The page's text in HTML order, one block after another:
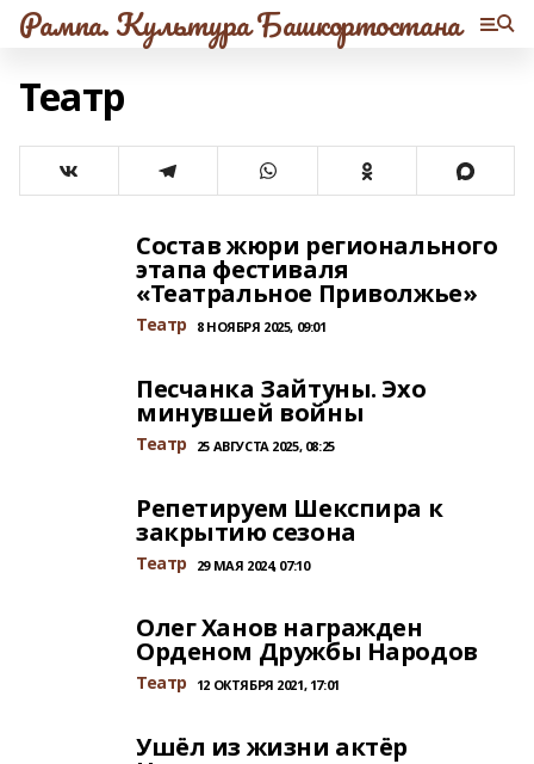
Рампа. Культура Башкортостана
Театр
Состав жюри регионального
этапа фестиваля
«Театральное Приволжье»
Театр 8 НОЯБРЯ 2025, 09:01
Песчанка Зайтуны. Эхо
минувшей войны
Театр 25 АВГУСТА 2025, 08:25
Репетируем Шекспира к
закрытию сезона
Театр 29 МАЯ 2024, 07:10
Олег Ханов награжден
Орденом Дружбы Народов
Театр 12 ОКТЯБРЯ 2021, 17:01
Ушёл из жизни актёр